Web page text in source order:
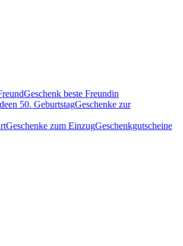
Geschenk beste Freundin
50. GeburtstagGeschenke zur
Geschenke zum EinzugGeschenkgutscheine